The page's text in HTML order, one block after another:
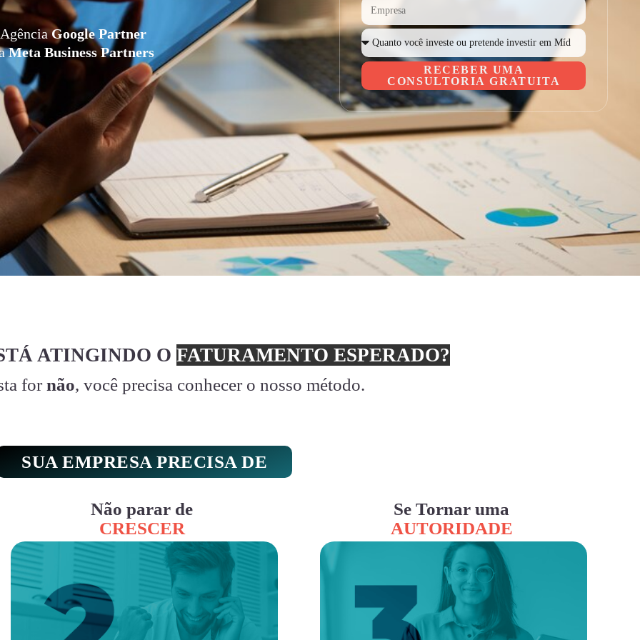
Google Partner
Meta Business Partners
RECEBER UMA
CONSULTORIA GRATUITA
ATINGINDO O FATURAMENTO ESPERADO?
for não, você precisa conhecer o nosso método.
SUA EMPRESA PRECISA DE
Não parar de
CRESCER
Se Tornar uma
AUTORIDADE